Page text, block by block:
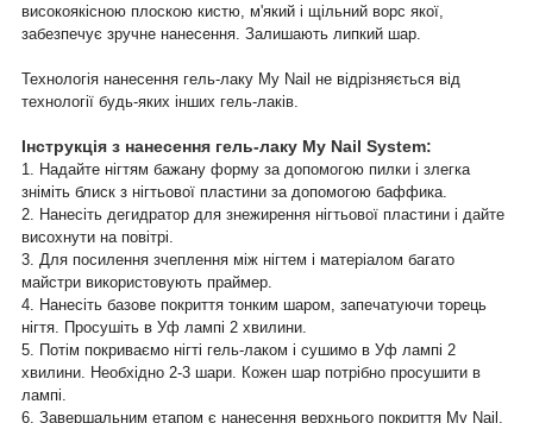
високоякісною плоскою кистю, м'який і щільний ворс якої,
забезпечує зручне нанесення. Залишають липкий шар.
Технологія нанесення гель-лаку My Nail не відрізняється від
технології будь-яких інших гель-лаків.
Інструкція з нанесення гель-лаку My Nail System:
1. Надайте нігтям бажану форму за допомогою пилки і злегка
зніміть блиск з нігтьової пластини за допомогою баффика.
2. Нанесіть дегидратор для знежирення нігтьової пластини і дайте
висохнути на повітрі.
3. Для посилення зчеплення між нігтем і матеріалом багато
майстри використовують праймер.
4. Нанесіть базове покриття тонким шаром, запечатуючи торець
нігтя. Просушіть в Уф лампі 2 хвилини.
5. Потім покриваємо нігті гель-лаком і сушимо в Уф лампі 2
хвилини. Необхідно 2-3 шари. Кожен шар потрібно просушити в
лампі.
6. Завершальним етапом є нанесення верхнього покриття My Nail.